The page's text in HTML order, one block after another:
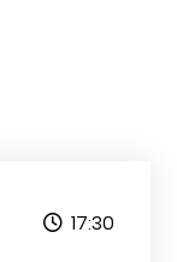
17:30